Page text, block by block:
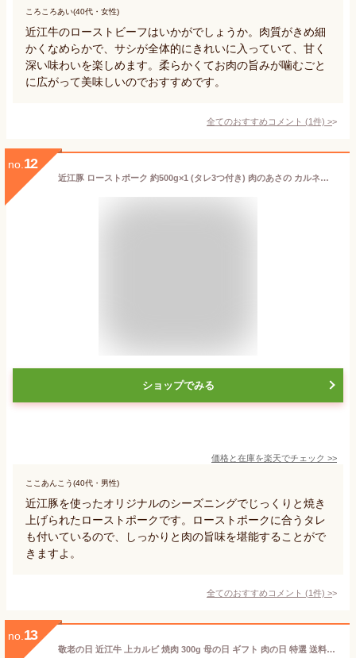
ころころあい(40代・女性)
近江牛のローストビーフはいかがでしょうか。肉質がきめ細
かくなめらかで、サシが全体的にきれいに入っていて、甘く
深い味わいを楽しめます。柔らかくてお肉の旨みが噛むごと
に広がって美味しいのでおすすめです。
全てのおすすめコメント (1件) >
no. 12
近江豚 ローストポーク 約500g×1 (タレ3つ付き) 肉のあさの カルネジャパン
ショップでみる
価格と在庫を楽天でチェック >>
ここあんこう(40代・男性)
近江豚を使ったオリジナルのシーズニングでじっくりと焼き
上げられたローストポークです。ローストポークに合うタレ
も付いているので、しっかりと肉の旨味を堪能することがで
きますよ。
全てのおすすめコメント (1件) >
no. 13
敬老の日 近江牛 上カルビ 焼肉 300g 母の日 ギフト 肉の日 特選 送料無料 お歳暮 松阪牛 神戸牛 と並ぶ 国産 黒毛和牛 滋賀県 国産牛 牛肉 お肉 美味しい 高級 和牛 熨斗 のし バーベキュー BBQ アウトドア レジャー 贈り物 父の日 おいしがうれしが db